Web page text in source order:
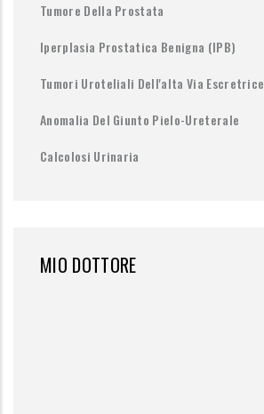
Tumore Della Prostata
Iperplasia Prostatica Benigna (IPB)
Tumori Uroteliali Dell'alta Via Escretrice
Anomalia Del Giunto Pielo-Ureterale
Calcolosi Urinaria
MIO DOTTORE